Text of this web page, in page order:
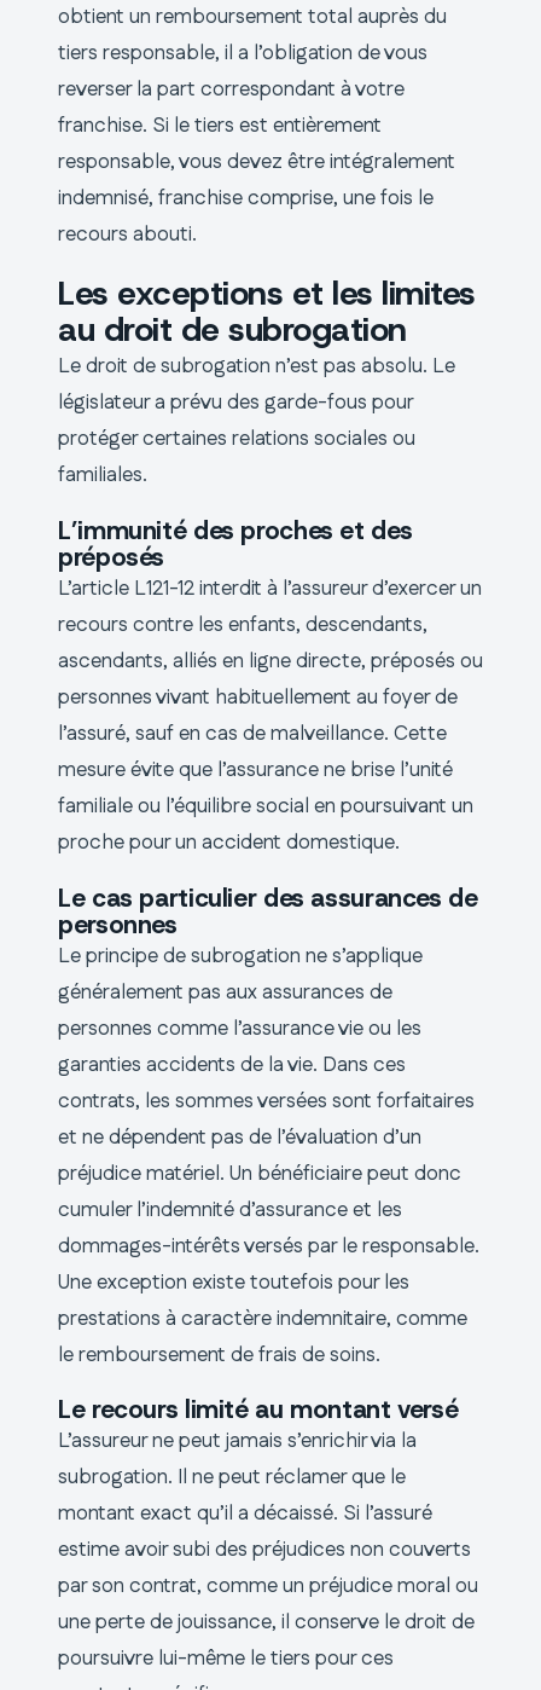
obtient un remboursement total auprès du
tiers responsable, il a l’obligation de vous
reverser la part correspondant à votre
franchise. Si le tiers est entièrement
responsable, vous devez être intégralement
indemnisé, franchise comprise, une fois le
recours abouti.
Les exceptions et les limites
au droit de subrogation
Le droit de subrogation n’est pas absolu. Le
législateur a prévu des garde-fous pour
protéger certaines relations sociales ou
familiales.
L’immunité des proches et des
préposés
L’article L121-12 interdit à l’assureur d’exercer un
recours contre les enfants, descendants,
ascendants, alliés en ligne directe, préposés ou
personnes vivant habituellement au foyer de
l’assuré, sauf en cas de malveillance. Cette
mesure évite que l’assurance ne brise l’unité
familiale ou l’équilibre social en poursuivant un
proche pour un accident domestique.
Le cas particulier des assurances de
personnes
Le principe de subrogation ne s’applique
généralement pas aux assurances de
personnes comme l’assurance vie ou les
garanties accidents de la vie. Dans ces
contrats, les sommes versées sont forfaitaires
et ne dépendent pas de l’évaluation d’un
préjudice matériel. Un bénéficiaire peut donc
cumuler l’indemnité d’assurance et les
dommages-intérêts versés par le responsable.
Une exception existe toutefois pour les
prestations à caractère indemnitaire, comme
le remboursement de frais de soins.
Le recours limité au montant versé
L’assureur ne peut jamais s’enrichir via la
subrogation. Il ne peut réclamer que le
montant exact qu’il a décaissé. Si l’assuré
estime avoir subi des préjudices non couverts
par son contrat, comme un préjudice moral ou
une perte de jouissance, il conserve le droit de
poursuivre lui-même le tiers pour ces